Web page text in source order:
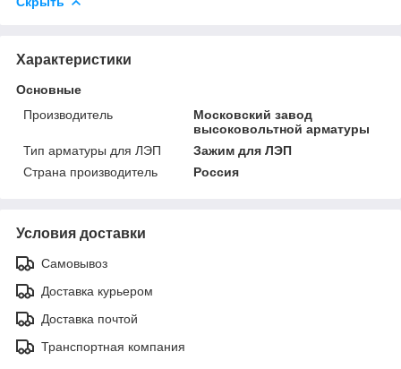
Характеристики
Основные
Производитель
Московский завод
высоковольтной арматуры
Тип арматуры для ЛЭП
Зажим для ЛЭП
Страна производитель
Россия
Условия доставки
Самовывоз
Доставка курьером
Доставка почтой
Транспортная компания